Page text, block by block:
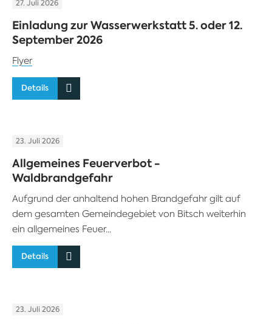
27. Juli 2026
Einladung zur Wasserwerkstatt 5. oder 12.
September 2026
Flyer
Details
23. Juli 2026
Allgemeines Feuerverbot -
Waldbrandgefahr
Aufgrund der anhaltend hohen Brandgefahr gilt auf
dem gesamten Gemeindegebiet von Bitsch weiterhin
ein allgemeines Feuer...
Details
23. Juli 2026